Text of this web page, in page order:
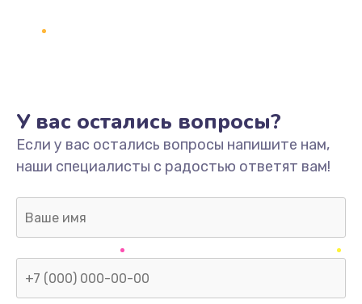
У вас остались вопросы?
Если у вас остались вопросы напишите нам,
наши специалисты с радостью ответят вам!